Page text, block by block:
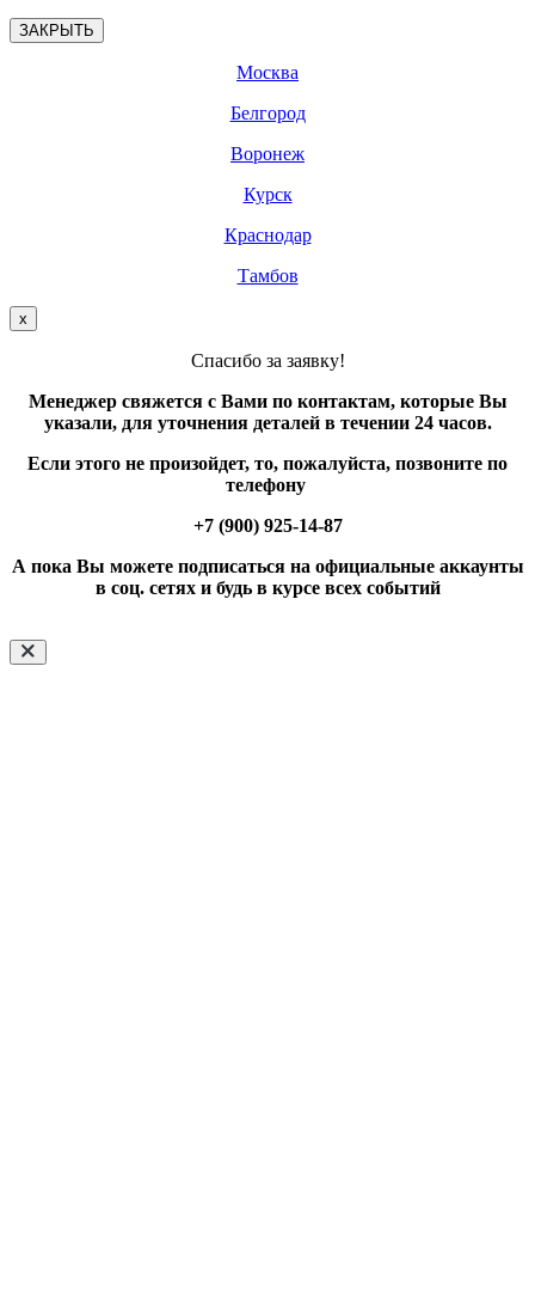
ЗАКРЫТЬ
Москва
Белгород
Воронеж
Курск
Краснодар
Тамбов
х
Спасибо за заявку!
Менеджер свяжется с Вами по контактам, которые Вы
указали, для уточнения деталей в течении 24 часов.
Если этого не произойдет, то, пожалуйста, позвоните по
телефону
+7 (900) 925-14-87
А пока Вы можете подписаться на официальные аккаунты
в соц. сетях и будь в курсе всех событий